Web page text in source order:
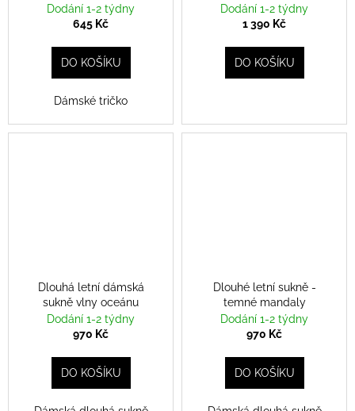
Dodání 1-2 týdny
645 Kč
DO KOŠÍKU
Dámské tričko
Dodání 1-2 týdny
1 390 Kč
DO KOŠÍKU
Dlouhá letní dámská
sukně vlny oceánu
Dodání 1-2 týdny
970 Kč
DO KOŠÍKU
Dlouhé letní sukně -
temné mandaly
Dodání 1-2 týdny
970 Kč
DO KOŠÍKU
DLOUHÁ
DÁMSKÁ